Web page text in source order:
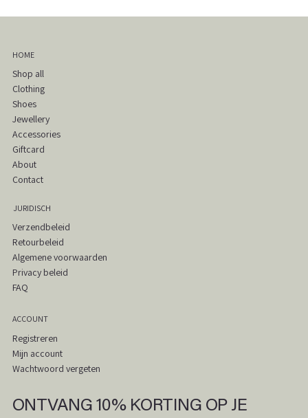
HOME
Shop all
Clothing
Shoes
Jewellery
Accessories
Giftcard
About
Contact
JURIDISCH
Verzendbeleid
Retourbeleid
Algemene voorwaarden
Privacy beleid
FAQ
ACCOUNT
Registreren
Mijn account
Wachtwoord vergeten
ONTVANG 10% KORTING OP JE